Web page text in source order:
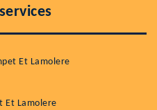
Et Lamolere
Et Lamolere